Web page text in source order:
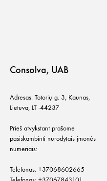
Consolva, UAB
Adresas: Totorių g. 3, Kaunas,
Lietuva, LT -44237
Prieš atvykstant prašome
pasiskambinti nurodytais įmonės
numeriais:
Telefonas: +37068602665